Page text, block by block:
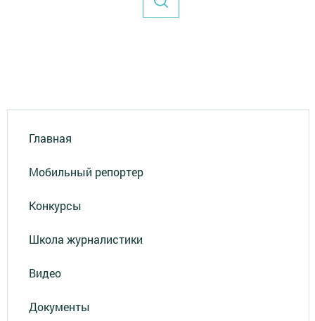
Главная
Мобильный репортер
Конкурсы
Школа журналистики
Видео
Документы